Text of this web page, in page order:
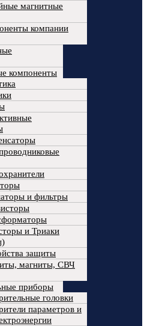
магнитные
компании
компоненты
и фильтры
и Триаки
защиты
магниты, СВЧ
приборы
головки
параметров и